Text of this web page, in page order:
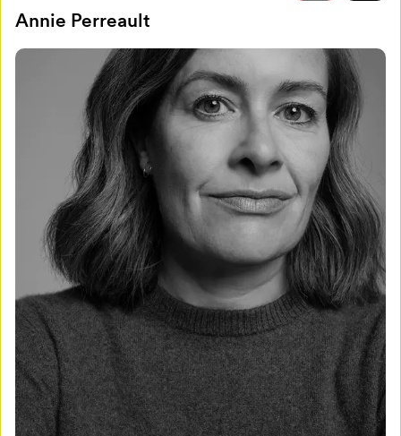
Mon Salon
Programmation
Annie Perreault
Pour enregistrer vos favoris,
connectez-vous ou créez votre profil
Mon Salon